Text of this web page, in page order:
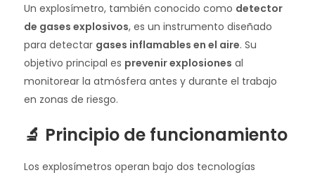
Un explosímetro, también conocido como detector
de gases explosivos, es un instrumento diseñado
para detectar gases inflamables en el aire. Su
objetivo principal es prevenir explosiones al
monitorear la atmósfera antes y durante el trabajo
en zonas de riesgo.
🔬 Principio de funcionamiento
Los explosímetros operan bajo dos tecnologías